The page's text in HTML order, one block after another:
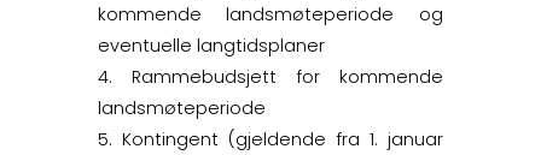
kommende landsmøteperiode og
eventuelle langtidsplaner
Rammebudsjett for kommende
landsmøteperiode
Kontingent (gjeldende fra 1. januar